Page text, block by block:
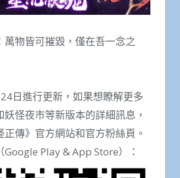
萬物皆可摧毀，僅在吾一念之
日進行更新，如果想瞭解更多
妖怪夜市等新版本的詳細訊息，
正傳》官方網站和官方粉絲頁。
Google Play & App Store）：